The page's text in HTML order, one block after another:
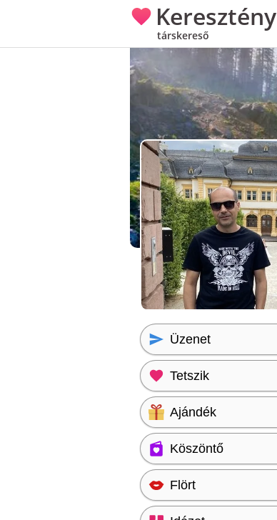
Keresztény
társkereső
Üzenet
Tetszik
Ajándék
Köszöntő
Flört